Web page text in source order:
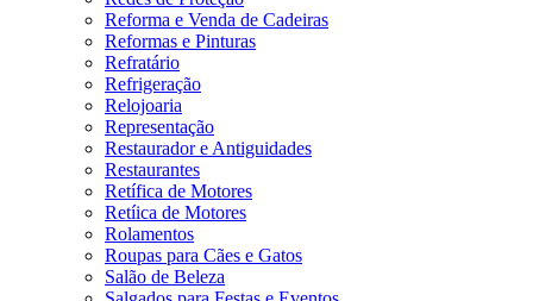
Reforma e Venda de Cadeiras
Reformas e Pinturas
Refratário
Refrigeração
Relojoaria
Representação
Restaurador e Antiguidades
Restaurantes
Retífica de Motores
Retíica de Motores
Rolamentos
Roupas para Cães e Gatos
Salão de Beleza